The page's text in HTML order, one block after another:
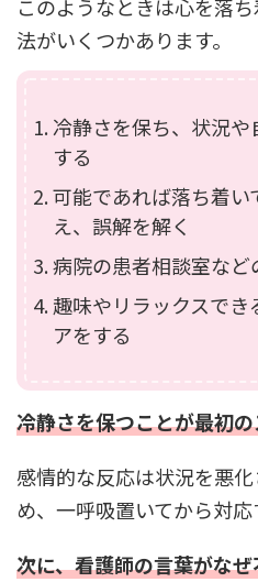
このようなときは心を落
法がいくつかあります。
冷静さを保ち、状況
する
可能であれば落ち着い
え、誤解を解く
病院の患者相談室など
趣味やリラックスで
アをする
冷静さを保つことが最初
感情的な反応は状況を悪
め、一呼吸置いてから対応
次に、看護師の言葉がな